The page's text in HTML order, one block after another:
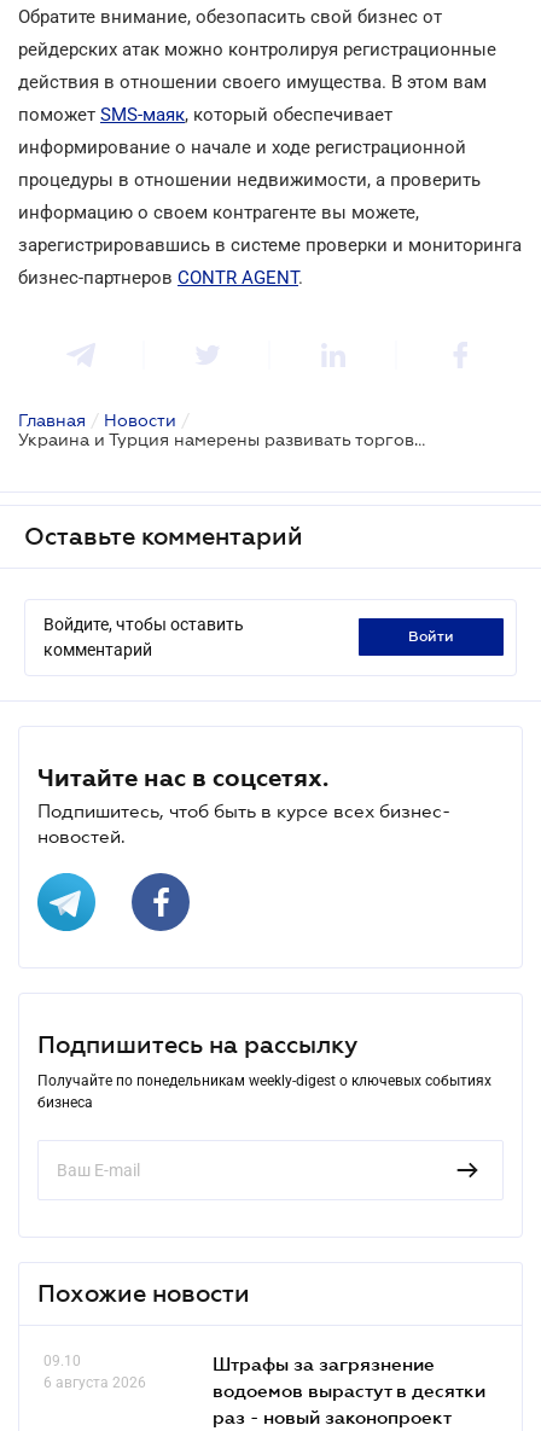
Обратите внимание, обезопасить свой бизнес от
рейдерских атак можно контролируя регистрационные
действия в отношении своего имущества. В этом вам
поможет SMS-маяк, который обеспечивает
информирование о начале и ходе регистрационной
процедуры в отношении недвижимости, а проверить
информацию о своем контрагенте вы можете,
зарегистрировавшись в системе проверки и мониторинга
бизнес-партнеров CONTR AGENT.
Главная / Новости /
Украина и Турция намерены развивать торгово-экономические связи
Оставьте комментарий
Войдите, чтобы оставить
комментарий
войти
Читайте нас в соцсетях.
Подпишитесь, чтоб быть в курсе всех бизнес-
новостей.
Подпишитесь на рассылку
Получайте по понедельникам weekly-digest о ключевых событиях
бизнеса
Похожие новости
09.10
6 августа 2026
Штрафы за загрязнение
водоемов вырастут в десятки
раз - новый законопроект